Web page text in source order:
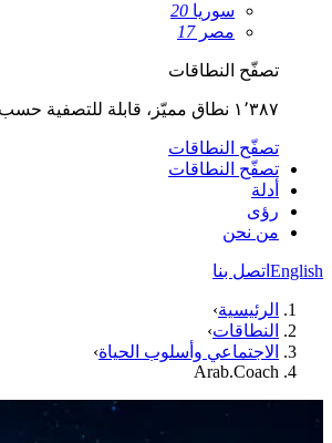
سوريا 20
مصر17
تصفّح النطاقات
١٬٣٨٧ نطاق مميّز، قابلة للتصفية حسب القطاع والدولة والامتداد.
تصفّح النطاقات
تصفّح النطاقات
أدلة
رؤى
من نحن
English اتصل بنا
الرئيسية›
النطاقات›
الاجتماعي وأسلوب الحياة›
Arab.Coach